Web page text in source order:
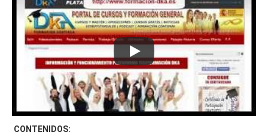
CONTENIDOS: